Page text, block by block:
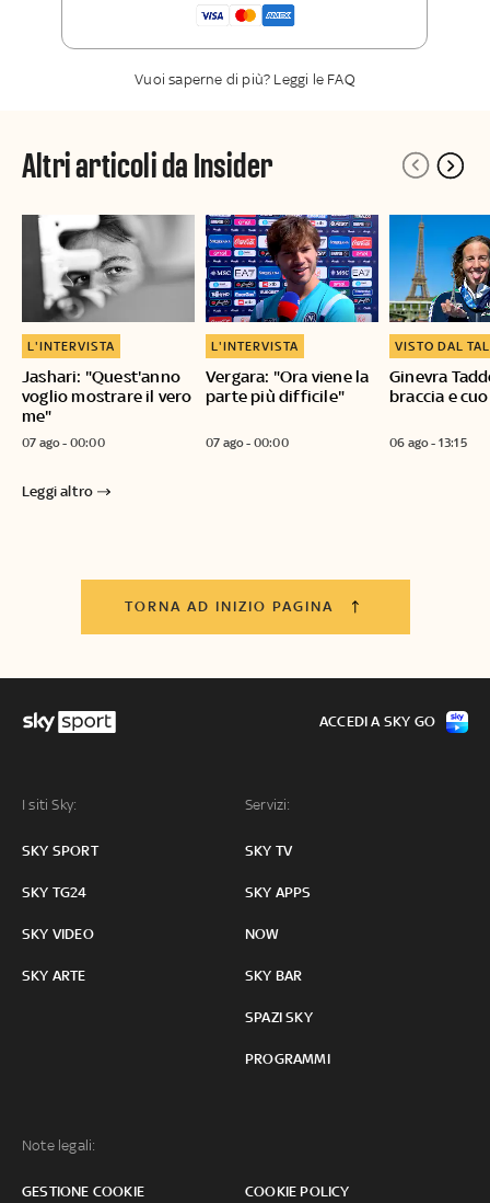
La newsletter esclusiva di Sky Sport
Vuoi saperne di più? Leggi le FAQ
Altri articoli da Insider
Jashari: "Quest'anno
voglio mostrare il vero
me"
L'INTERVISTA
07 ago - 00:00
Vergara: "Ora viene la
parte più difficile"
L'INTERVISTA
07 ago - 00:00
Ginevra
braccia e
VISTO DAL
06 ago - 13:15
Leggi altro
TORNA AD INIZIO PAGINA
I siti Sky:
SKY SPORT
SKY TG24
SKY VIDEO
SKY ARTE
Servizi:
SKY TV
SKY APPS
NOW
SKY BAR
SPAZI SKY
PROGRAMMI
Note legali:
GESTIONE COOKIE COOKIE POLICY
ACCEDI A SKY GO